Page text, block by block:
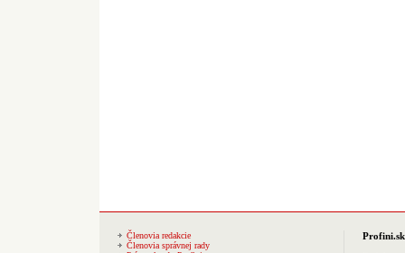
Členovia redakcie
Členovia správnej rady
Profini.sk